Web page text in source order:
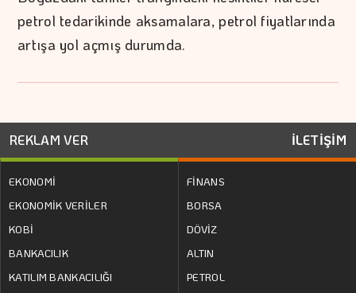
petrol tedarikinde aksamalara, petrol fiyatlarında
artışa yol açmış durumda.
REKLAM VER İLETİŞİM
EKONOMİ
EKONOMİK VERİLER
KOBİ
BANKACILIK
KATILIM BANKACILIĞI
FİNANS
BORSA
DÖVİZ
ALTIN
PETROL